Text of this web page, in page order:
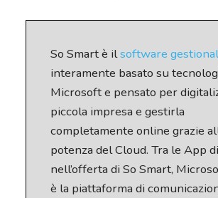
So Smart è ilsoftware
interamente basato su
Microsoft e pensato per
piccola impresa e gestirla
completamente online grazie
potenza del Cloud. Tra le App
nell’offerta di So Smart,
è la piattaforma di